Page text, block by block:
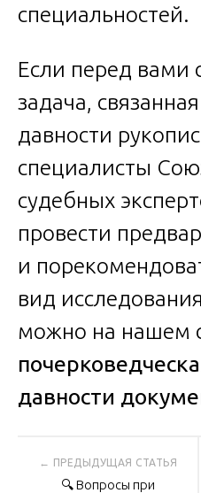
специальностей.
Если перед вами
задача,
давности
специалисты
судебных
провести
и
вид
можно на нашем
давности
Навигация
🔍 Вопросы при